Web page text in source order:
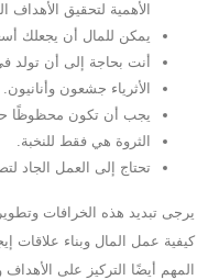
الأهمية لتحقيق الأهداف
يمكن للمال أن يجعلك
أنت بحاجة إلى أن تولد
الأثرياء جشعون وأنانيون.
يجب أن تكون محظوظًا
الثروة هي فقط للنخبة.
تحتاج إلى العمل الجاد
يرجى تبديد هذه الخرافات
كيفية عمل المال وبناء علاقات
المهم أيضًا التركيز على